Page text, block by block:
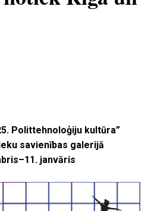
Polittehnoloģiju kultūra”
savienības galerijā
janvāris